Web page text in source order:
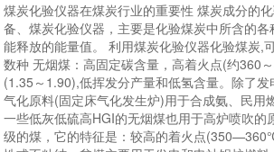
煤炭化验仪器在煤炭行业的重要性 煤炭成分的
备、煤炭化验仪器，主要是化验煤炭中所含的
能释放的能量值。 利用煤炭化验仪器化验煤炭,
数种 无烟煤：高固定碳含量，高着火点(约360
(1.35～1.90),低挥发分产量和低氢含量。除了
气化原料(固定床气化发生炉)用于合成氨、民用
一些低灰低硫高HGI的无烟煤也用于高炉喷吹的
级的煤，它的特征是：较高的着火点